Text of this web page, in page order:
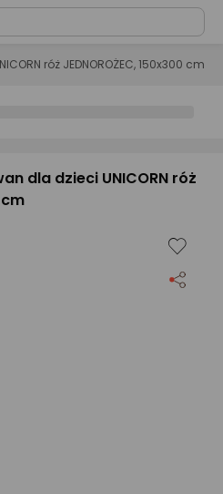
róż JEDNOROŻEC, 150x300 cm
dla dzieci UNICORN róż
cm